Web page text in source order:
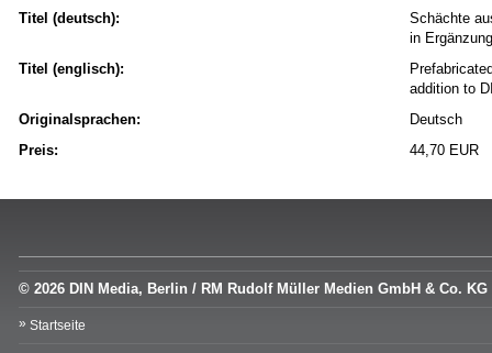
Titel (deutsch):
Schächte
in
Titel (englisch):
addition to
Originalsprachen:
Deutsch
Preis:
44,70 EUR
© 2026 DIN Media, Berlin / RM Rudolf Müller Medien GmbH & Co. KG
Startseite